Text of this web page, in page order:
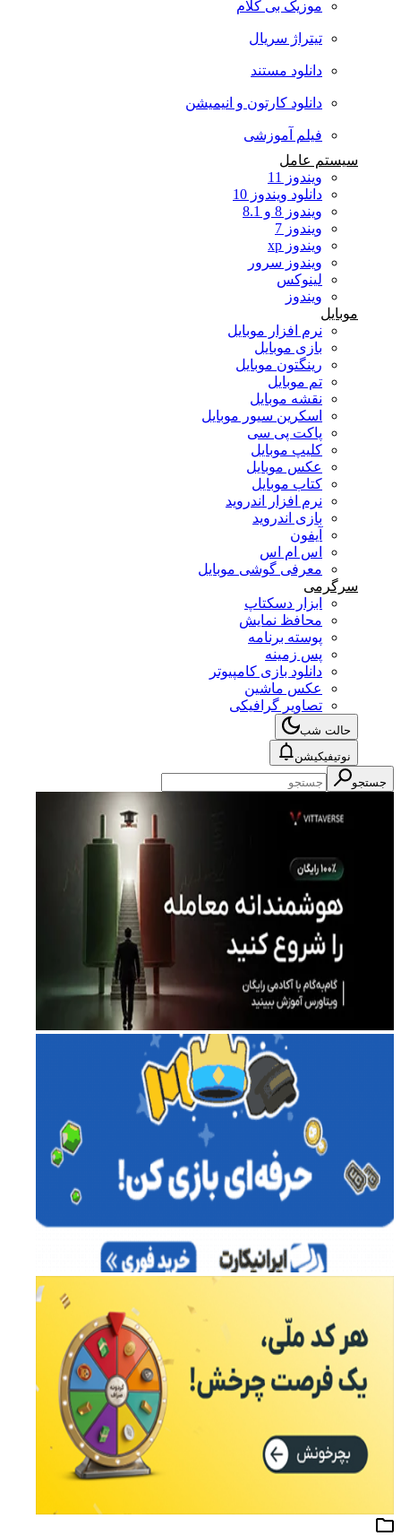
موزیک بی کلام
تیتراژ سریال
دانلود مستند
دانلود کارتون و انیمیشن
فیلم آموزشی
سیستم عامل
ویندوز 11
دانلود ویندوز 10
ویندوز 8 و 8.1
ویندوز 7
ویندوز xp
ویندوز سرور
لینوکس
ویندوز
موبایل
نرم افزار موبایل
بازی موبایل
رینگتون موبایل
تم موبایل
نقشه موبایل
اسکرین سیور موبایل
پاکت پی سی
کلیپ موبایل
عکس موبایل
کتاب موبایل
نرم افزار اندروید
بازی اندروید
آیفون
اس ام اس
معرفی گوشی موبایل
سرگرمی
ابزار دسکتاپ
محافظ نمایش
پوسته برنامه
پس زمینه
دانلود بازی کامپیوتر
عکس ماشین
تصاویر گرافیکی
حالت شب
نوتیفیکیشن
جستجو